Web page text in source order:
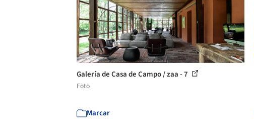
Galería de Casa de Campo / zaa - 7
Foto
Marcar